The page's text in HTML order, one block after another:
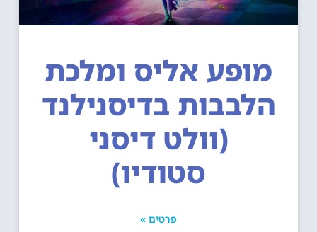
מופע אליס ומלכת
הלבבות בדיסנילנד
(וולט דיסני
סטודיו)
פרטים »